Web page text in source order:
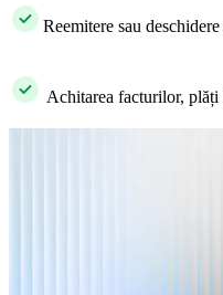
Reemitere sau
Achitarea facturilor,